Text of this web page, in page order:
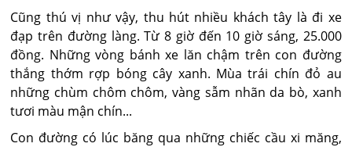
Cũng thú vị như vậy, thu hút nhiều khách tây là đi xe
đạp trên đường làng. Từ 8 giờ đến 10 giờ sáng, 25.000
đồng. Những vòng bánh xe lăn chậm trên con đường
thắng thớm rợp bóng cây xanh. Mùa trái chín đỏ au
những chùm chôm chôm, vàng sẫm nhãn da bò, xanh
tươi màu mận chín...
Con đường có lúc băng qua những chiếc cầu xi măng,